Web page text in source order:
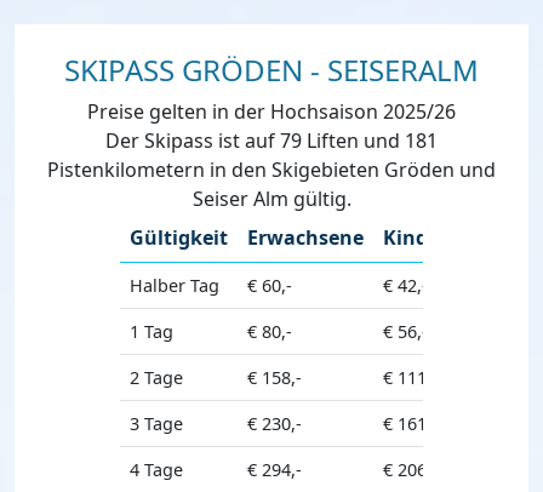
SKIPASS GRÖDEN - SEISERALM
Preise gelten in der Hochsaison 2025/26
Der Skipass ist auf 79 Liften und 181
Pistenkilometern in den Skigebieten Gröden und
Seiser Alm gültig.
Gültigkeit
Erwachsene Kinder
Halber Tag € 60,- € 42,-
1 Tag
€ 80,- € 56,-
2 Tage
€ 158,- € 111,-
3 Tage
€ 230,- € 161,-
4 Tage
€ 294,- € 206,-